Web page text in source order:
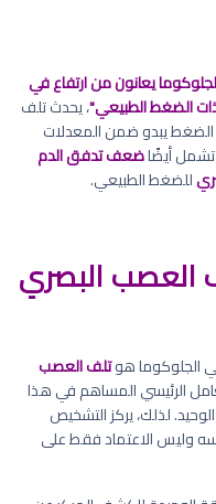
يعانون من ارتفاع في
الضغط الطبيعي"، يحدث تلف
يبدو ضمن المعدلات
تشمل أيضًاضعف تدفق الدم
للضغط الطبيعي.
العصب البصري
الجلوكوما هوتلف العصب
الرئيسي المساهم في هذا
لذلك، يركز التشخيص
وليس الاعتماد فقط على